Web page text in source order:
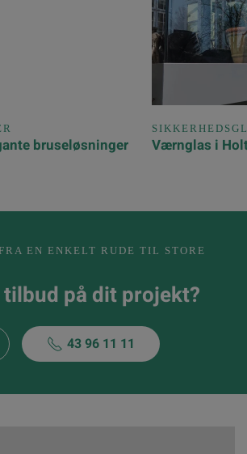
bruseløsninger Værnglas i
EN ENKELT RUDE TIL STORE
på dit projekt?
43 96 11 11